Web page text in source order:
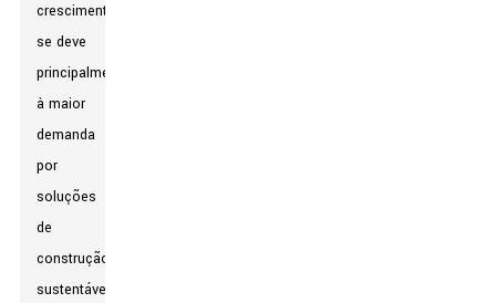
crescimento
se deve
principalmente
à maior
demanda
por
soluções
de
construção
sustentáveis,